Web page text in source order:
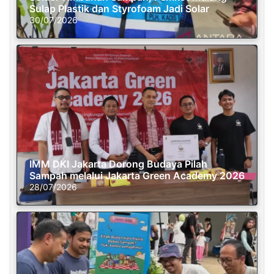
Sulap Plastik dan Styrofoam Jadi Solar
30/07/2026
IMM DKI Jakarta Dorong Budaya Pilah
Sampah melalui Jakarta Green Academy 2026
28/07/2026